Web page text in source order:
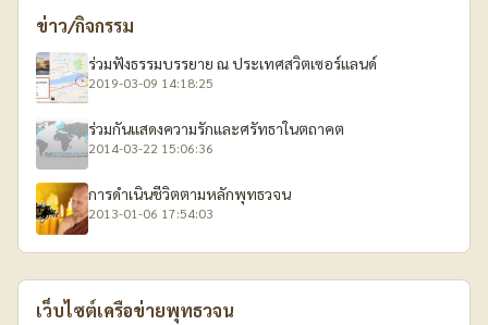
ข่าว/กิจกรรม
ร่วมฟังธรรมบรรยาย ณ ประเทศสวิตเซอร์แลนด์
2019-03-09 14:18:25
ร่วมกันแสดงความรักและศรัทธาในตถาคต
2014-03-22 15:06:36
การดำเนินชีวิตตามหลักพุทธวจน
2013-01-06 17:54:03
เว็บไซต์เครือข่ายพุทธวจน